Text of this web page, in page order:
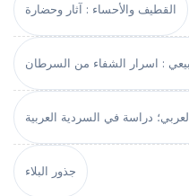
القطيف والأحساء : آثار وحضارة
: اسرار الشفاء من السرطان
دراسة في السردية العربية
جذور البلاء